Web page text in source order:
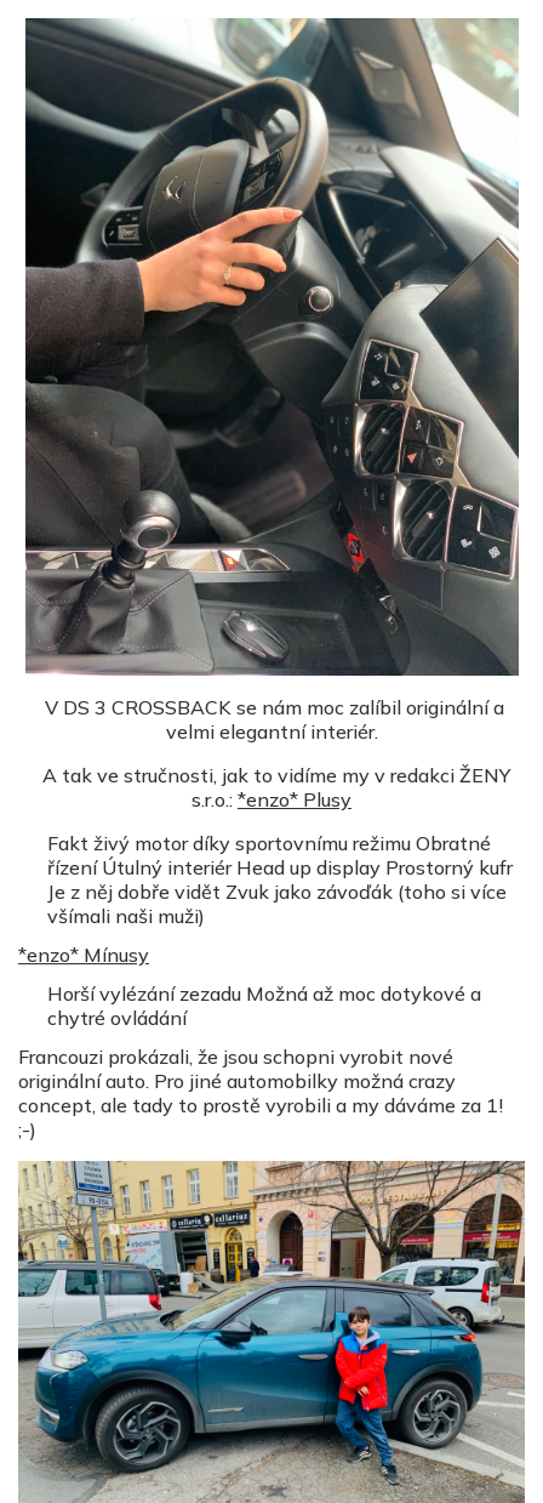
V DS 3 CROSSBACK se nám moc zalíbil originální a
velmi elegantní interiér.
A tak ve stručnosti, jak to vidíme my v redakci ŽENY
s.r.o.: *enzo* Plusy
Fakt živý motor díky sportovnímu režimu Obratné
řízení Útulný interiér Head up display Prostorný kufr
Je z něj dobře vidět Zvuk jako závoďák (toho si více
všímali naši muži)
*enzo* Mínusy
Horší vylézání zezadu Možná až moc dotykové a
chytré ovládání
Francouzi prokázali, že jsou schopni vyrobit nové
originální auto. Pro jiné automobilky možná crazy
concept, ale tady to prostě vyrobili a my dáváme za 1!
;-)